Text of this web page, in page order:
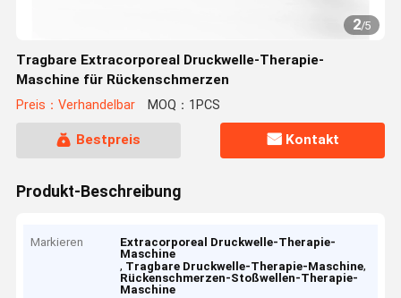
2/5
Tragbare Extracorporeal Druckwelle-Therapie-
Maschine für Rückenschmerzen
Preis：Verhandelbar MOQ：1PCS
Bestpreis Kontakt
Produkt-Beschreibung
Markieren
Extracorporeal Druckwelle-Therapie-
Maschine
, Tragbare Druckwelle-Therapie-Maschine,
Rückenschmerzen-Stoßwellen-Therapie-
Maschine